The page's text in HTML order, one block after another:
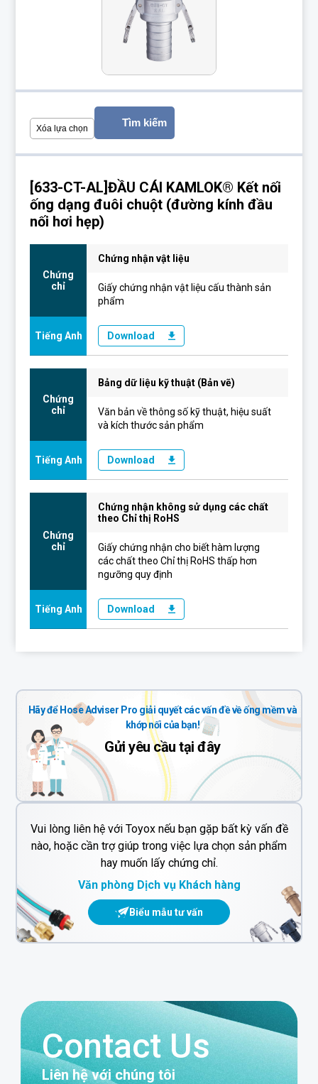
Xóa lựa chọn Tìm kiếm
[633-CT-AL]ĐẦU CÁI KAMLOK® Kết nối
ống dạng đuôi chuột (đường kính đầu
nối hơi hẹp)
Chứng
chỉ
Chứng nhận vật liệu
Giấy chứng nhận vật liệu cấu thành sản
phẩm
Tiếng Anh Download
Chứng
chỉ
Bảng dữ liệu kỹ thuật (Bản vẽ)
Văn bản về thông số kỹ thuật, hiệu suất
và kích thước sản phẩm
Tiếng Anh Download
Chứng
chỉ
Chứng nhận không sử dụng các chất
theo Chỉ thị RoHS
Giấy chứng nhận cho biết hàm lượng
các chất theo Chỉ thị RoHS thấp hơn
ngưỡng quy định
Tiếng Anh Download
Hãy để Hose Adviser Pro giải quyết các vấn đề về ống mềm và
khớp nối của bạn!
Gửi yêu cầu tại đây
Vui lòng liên hệ với Toyox nếu bạn gặp bất kỳ vấn đề
nào, hoặc cần trợ giúp trong việc lựa chọn sản phẩm
hay muốn lấy chứng chỉ.
Văn phòng Dịch vụ Khách hàng
Biểu mẫu tư vấn
Contact Us
Liên hệ với chúng tôi